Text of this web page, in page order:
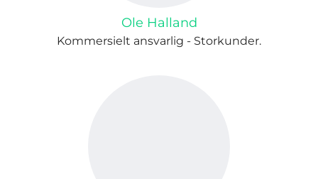
Ole Halland
Kommersielt ansvarlig - Storkunder.